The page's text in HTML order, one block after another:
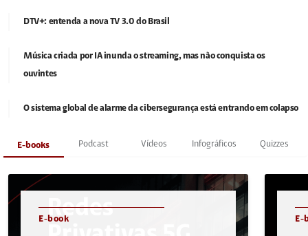
DTV+: entenda a nova TV 3.0 do Brasil
Música criada por IA inunda o streaming, mas não conquista os
ouvintes
O sistema global de alarme da cibersegurança está entrando em colapso
E-books Podcast Vídeos Infográficos Quizzes
E-book E-